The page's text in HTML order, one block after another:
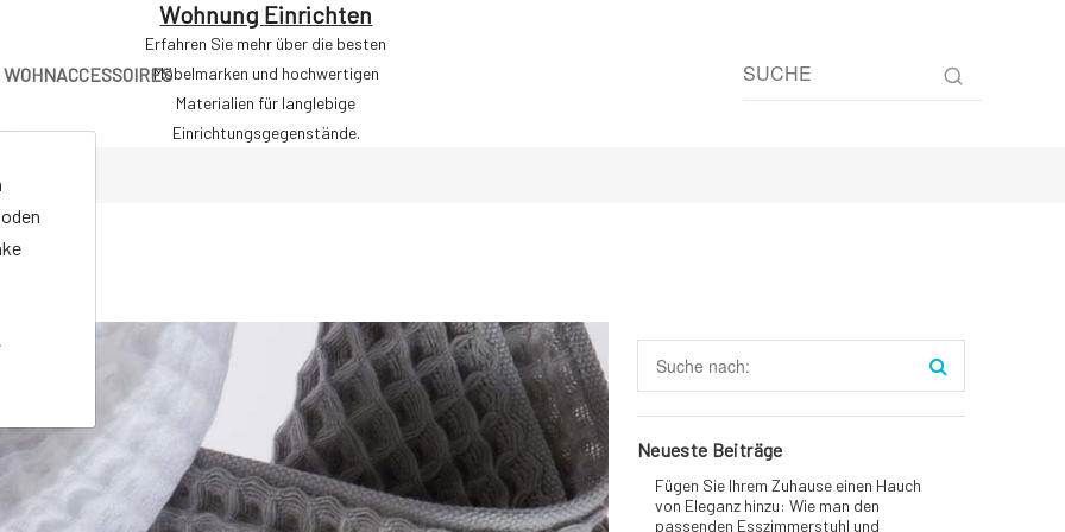
WOHNACCESSOIRES
Wohnung Einrichten
Erfahren Sie mehr über die besten
Möbelmarken und hochwertigen
Materialien für langlebige
Einrichtungsgegenstände.
Neueste Beiträge
Fügen Sie Ihrem Zuhause einen Hauch
von Eleganz hinzu: Wie man den
passenden Esszimmerstuhl und